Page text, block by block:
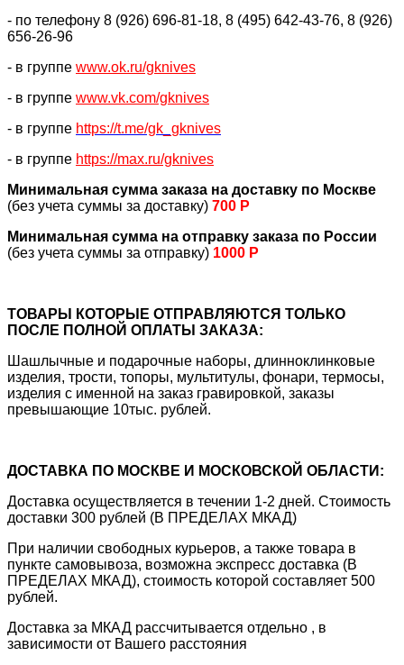
- по телефону 8 (926) 696-81-18, 8 (495) 642-43-76, 8 (926)
656-26-96
- в группе www.ok.ru/gknives
- в группе www.vk.com/gknives
- в группе https://t.me/gk_gknives
- в группе https://max.ru/gknives
Минимальная сумма заказа на доставку по Москве
(без учета суммы за доставку) 700 Р
Минимальная сумма на отправку заказа по России
(без учета суммы за отправку) 1000 Р
ТОВАРЫ КОТОРЫЕ ОТПРАВЛЯЮТСЯ ТОЛЬКО
ПОСЛЕ ПОЛНОЙ ОПЛАТЫ ЗАКАЗА:
Шашлычные и подарочные наборы, длинноклинковые
изделия, трости, топоры, мультитулы, фонари, термосы,
изделия с именной на заказ гравировкой, заказы
превышающие 10тыс. рублей.
ДОСТАВКА ПО МОСКВЕ И МОСКОВСКОЙ ОБЛАСТИ:
Доставка осуществляется в течении 1-2 дней. Стоимость
доставки 300 рублей (В ПРЕДЕЛАХ МКАД)
При наличии свободных курьеров, а также товара в
пункте самовывоза, возможна экспресс доставка (В
ПРЕДЕЛАХ МКАД), стоимость которой составляет 500
рублей.
Доставка за МКАД рассчитывается отдельно , в
зависимости от Вашего расстояния